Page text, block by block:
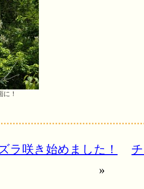
に！
ラ咲き始めました！
»